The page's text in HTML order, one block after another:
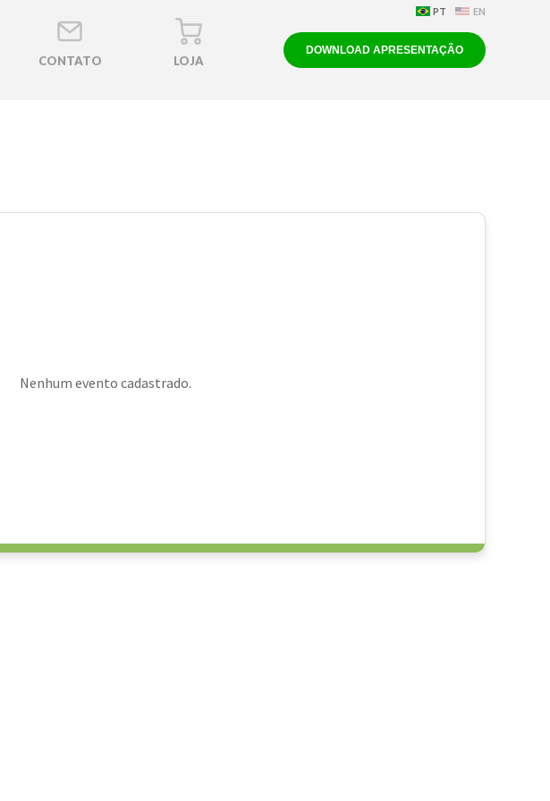
PT EN
CONTATO LOJA
DOWNLOAD APRESENTAÇÃO
Nenhum evento cadastrado.